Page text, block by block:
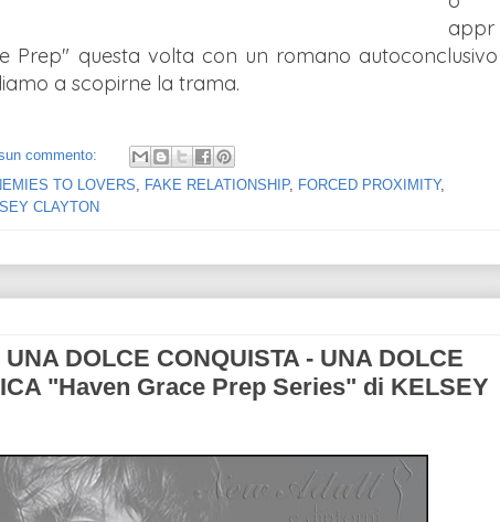
appr
Prep" questa volta con un romano autoconclusivo
a scopirne la trama.
commento:
TO LOVERS FAKE RELATIONSHIP, FORCED PROXIMITY,
CLAYTON
DOLCE CONQUISTA - UNA DOLCE
"Haven Grace Prep Series" di KELSEY